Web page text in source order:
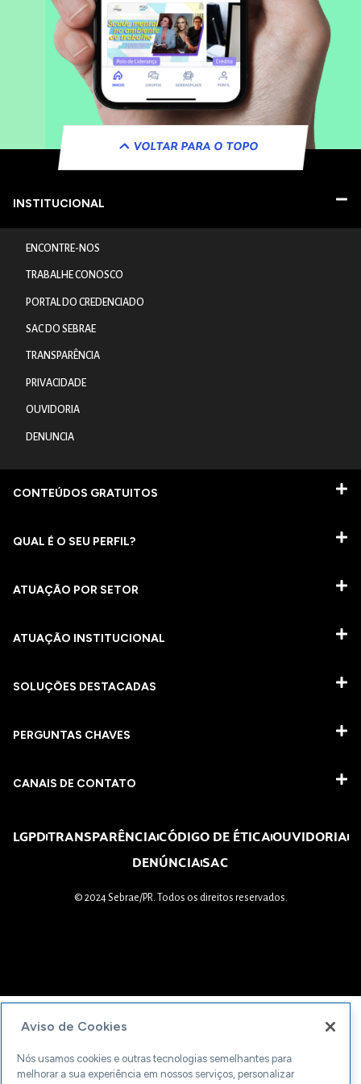
VOLTAR PARA O TOPO
INSTITUCIONAL
ENCONTRE-NOS
TRABALHE CONOSCO
PORTAL DO CREDENCIADO
SAC DO SEBRAE
TRANSPARÊNCIA
PRIVACIDADE
OUVIDORIA
DENUNCIA
CONTEÚDOS GRATUITOS
QUAL É O SEU PERFIL?
ATUAÇÃO POR SETOR
ATUAÇÃO INSTITUCIONAL
SOLUÇÕES DESTACADAS
PERGUNTAS CHAVES​
CANAIS DE CONTATO
LGPDTRANSPARÊNCIACÓDIGO DE ÉTICAOUVIDORIA
DENÚNCIASAC
© 2024 Sebrae/PR. Todos os direitos reservados.
Aviso de Cookies
Nós usamos cookies e outras tecnologias semelhantes para
melhorar a sua experiência em nossos serviços, personalizar